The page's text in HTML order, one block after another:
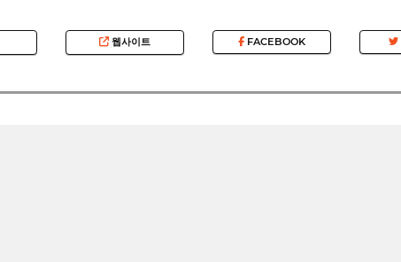
웹사이트 FACEBOOK